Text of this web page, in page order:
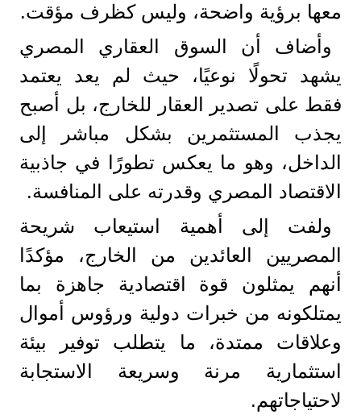
معها برؤية واضحة، وليس كظرف مؤقت.
وأضاف أن السوق العقاري المصري
يشهد تحولًا نوعيًا، حيث لم يعد يعتمد
فقط على تصدير العقار للخارج، بل أصبح
يجذب المستثمرين بشكل مباشر إلى
الداخل، وهو ما يعكس تطورًا في جاذبية
الاقتصاد المصري وقدرته على المنافسة.
ولفت إلى أهمية استيعاب شريحة
المصريين العائدين من الخارج، مؤكدًا
أنهم يمثلون قوة اقتصادية جاهزة بما
يمتلكونه من خبرات دولية ورؤوس أموال
وعلاقات ممتدة، ما يتطلب توفير بيئة
استثمارية مرنة وسريعة الاستجابة
لاحتياجاتهم.